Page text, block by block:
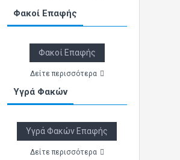
Φακοί Επαφής
Φακοί Επαφής
Δείτε περισσότερα
Υγρά Φακών
Υγρά Φακών Επαφής
Δείτε περισσότερα